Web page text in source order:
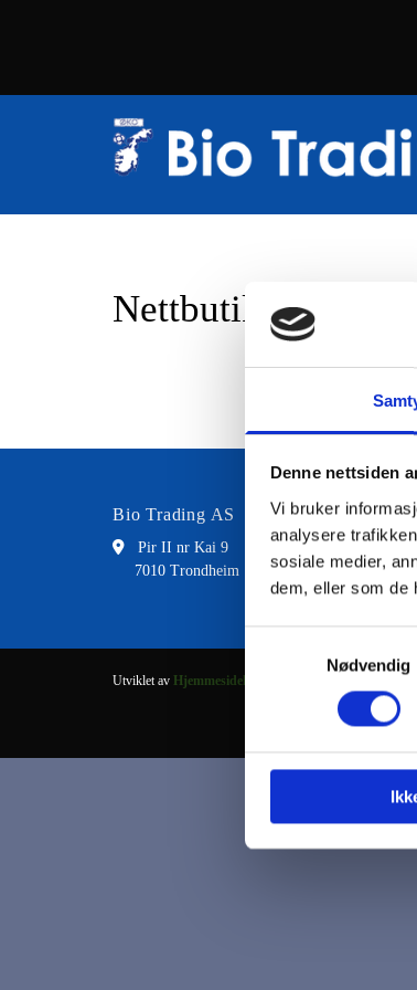
Denne nettsiden
Vi bruker
analysere
sosiale medier,
dem, eller som de
Nødvendig
Nettbutikk
Bio Trading AS
 Pir II nr Kai 9
7010 Trondheim
Utviklet av Hjemmesidehuset